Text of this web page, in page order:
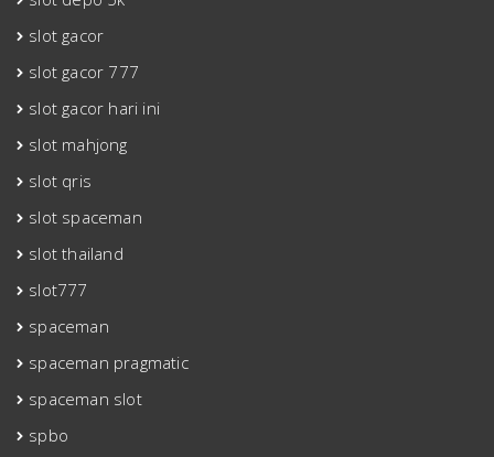
slot gacor
slot gacor 777
slot gacor hari ini
slot mahjong
slot qris
slot spaceman
slot thailand
slot777
spaceman
spaceman pragmatic
spaceman slot
spbo